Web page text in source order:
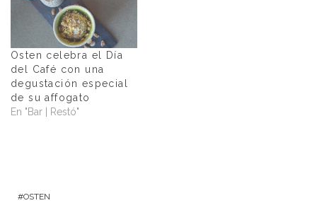
Osten celebra el Día
del Café con una
degustación especial
de su affogato
En "Bar | Restó"
OSTEN